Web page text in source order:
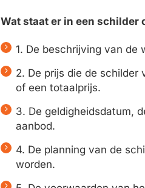
Wat staat er in een schilder
1. De beschrijving van de
2. De prijs die de schilder
of een totaalprijs.
3. De geldigheidsdatum,
aanbod.
4. De planning van de
worden.